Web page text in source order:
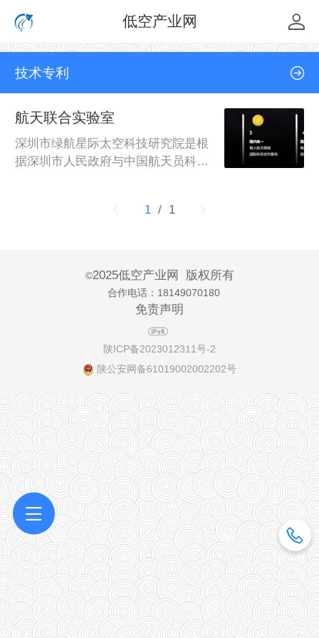
低空产业网
技术专利
航天联合实验室
深圳市绿航星际太空科技研究院是根
据深圳市人民政府与中国航天员科研
航天员科研训练中心在全国唯一与地
年发起成立。荣誉资质科研实力研究
方向实验室建设载人航天实验作为国
家载人航天科研平台,太空院持续开
1 / 1
©2025低空产业网 版权所有
合作电话：18149070180
免责声明
陕ICP备2023012311号-2
陕公安网备61019002002202号